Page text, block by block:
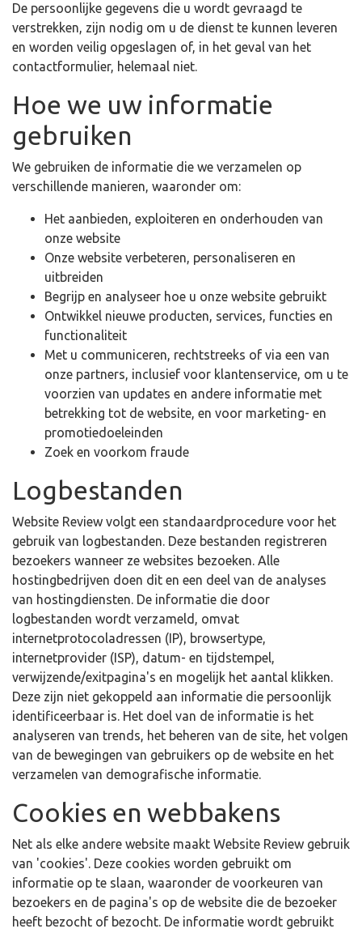
De persoonlijke gegevens die u wordt gevraagd te
verstrekken, zijn nodig om u de dienst te kunnen leveren
en worden veilig opgeslagen of, in het geval van het
contactformulier, helemaal niet.
Hoe we uw informatie
gebruiken
We gebruiken de informatie die we verzamelen op
verschillende manieren, waaronder om:
Het aanbieden, exploiteren en onderhouden van
onze website
Onze website verbeteren, personaliseren en
uitbreiden
Begrijp en analyseer hoe u onze website gebruikt
Ontwikkel nieuwe producten, services, functies en
functionaliteit
Met u communiceren, rechtstreeks of via een van
onze partners, inclusief voor klantenservice, om u te
voorzien van updates en andere informatie met
betrekking tot de website, en voor marketing- en
promotiedoeleinden
Zoek en voorkom fraude
Logbestanden
Website Review volgt een standaardprocedure voor het
gebruik van logbestanden. Deze bestanden registreren
bezoekers wanneer ze websites bezoeken. Alle
hostingbedrijven doen dit en een deel van de analyses
van hostingdiensten. De informatie die door
logbestanden wordt verzameld, omvat
internetprotocoladressen (IP), browsertype,
internetprovider (ISP), datum- en tijdstempel,
verwijzende/exitpagina's en mogelijk het aantal klikken.
Deze zijn niet gekoppeld aan informatie die persoonlijk
identificeerbaar is. Het doel van de informatie is het
analyseren van trends, het beheren van de site, het volgen
van de bewegingen van gebruikers op de website en het
verzamelen van demografische informatie.
Cookies en webbakens
Net als elke andere website maakt Website Review gebruik
van 'cookies'. Deze cookies worden gebruikt om
informatie op te slaan, waaronder de voorkeuren van
bezoekers en de pagina's op de website die de bezoeker
heeft bezocht of bezocht. De informatie wordt gebruikt